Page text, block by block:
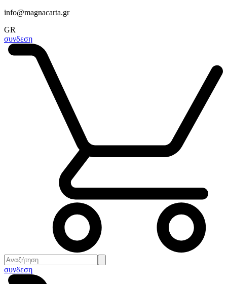
info@magnacarta.gr
GR
συνδεση
συνδεση